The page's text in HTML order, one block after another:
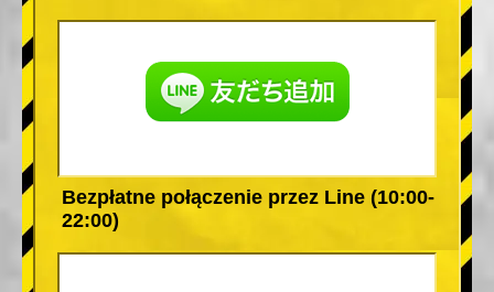
Bezpłatne połączenie przez Line (10:00-
22:00)